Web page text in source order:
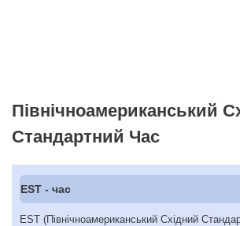
Північноамериканський
Стандартний Час
EST - час
EST (Північноамериканський Східний